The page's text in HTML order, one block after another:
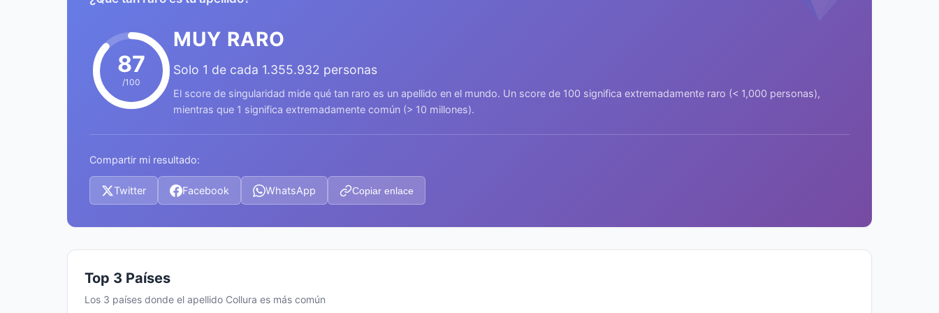
87
/100
MUY RARO
Solo 1 de cada 1.355.932 personas
El score de singularidad mide qué tan raro es un apellido en el mundo. Un score de 100 significa extremadamente raro (< 1,000 personas),
mientras que 1 significa extremadamente común (> 10 millones).
Compartir mi resultado:
Twitter Facebook WhatsApp Copiar enlace
Top 3 Países
Los 3 países donde el apellido Collura es más común